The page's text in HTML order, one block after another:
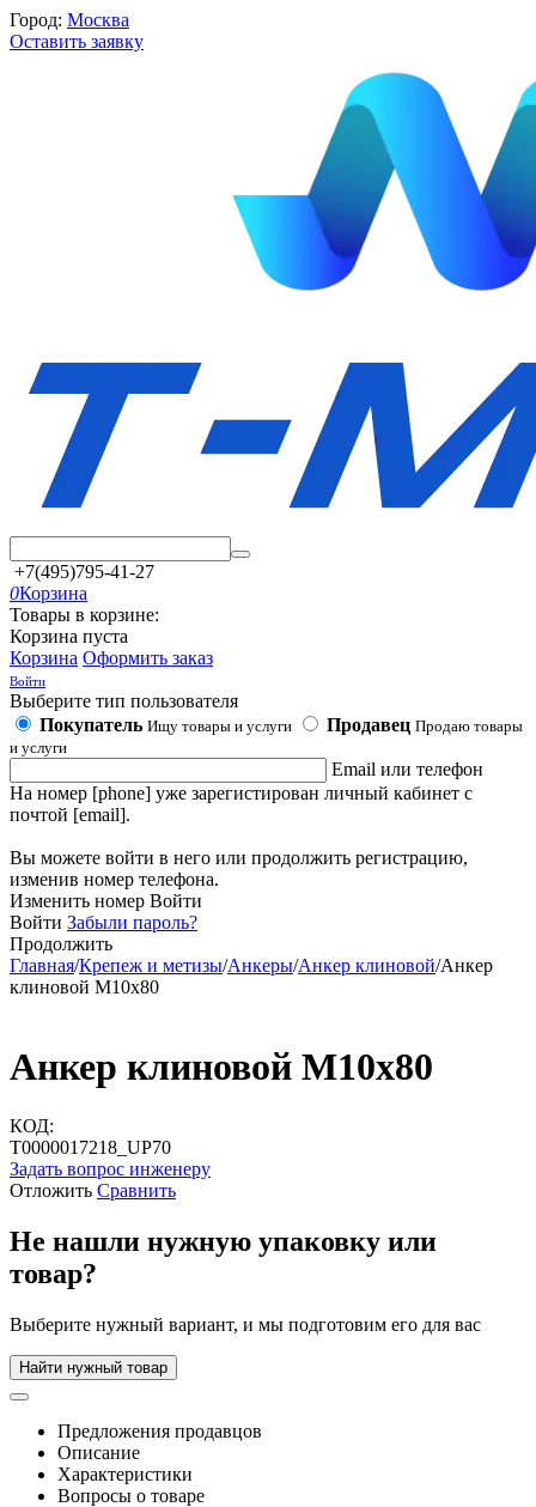
Город: Москва
Оставить заявку
+7(495)795-41-27
0Корзина
Товары в корзине:
Корзина пуста
Корзина Оформить заказ
Войти
Выберите тип пользователя
Покупатель Ищу товары и услуги Продавец Продаю товары
и услуги
Email или телефон
На номер [phone] уже зарегистирован личный кабинет с
почтой [email].
Вы можете войти в него или продолжить регистрацию,
изменив номер телефона.
Изменить номер Войти
Войти Забыли пароль?
Продолжить
Главная/Крепеж и метизы/Анкеры/Анкер клиновой/Анкер
клиновой М10х80
Анкер клиновой М10х80
КОД:
Т0000017218_UP70
Задать вопрос инженеру
Отложить Сравнить
Не нашли нужную упаковку или
товар?
Выберите нужный вариант, и мы подготовим его для вас
Найти нужный товар
Предложения продавцов
Описание
Характеристики
Вопросы о товаре